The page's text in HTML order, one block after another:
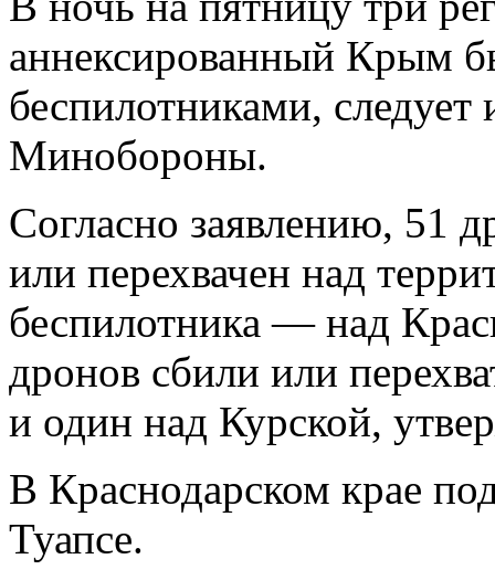
аннексированный Крым
беспилотниками,
Минобороны.
Согласно заявлению, 51
или перехвачен над
беспилотника — над
дронов сбили или
и один над Курской,
В Краснодарском крае
Туапсе.